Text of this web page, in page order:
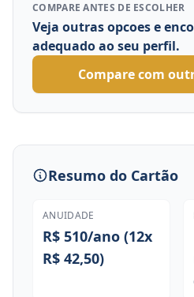
COMPARE ANTES DE ESCOLHER
Veja outras opcoes e
adequado ao seu perfil.
Compare com
Resumo do Cartão
ANUIDADE
R$ 510/ano (12x
R$ 42,50)